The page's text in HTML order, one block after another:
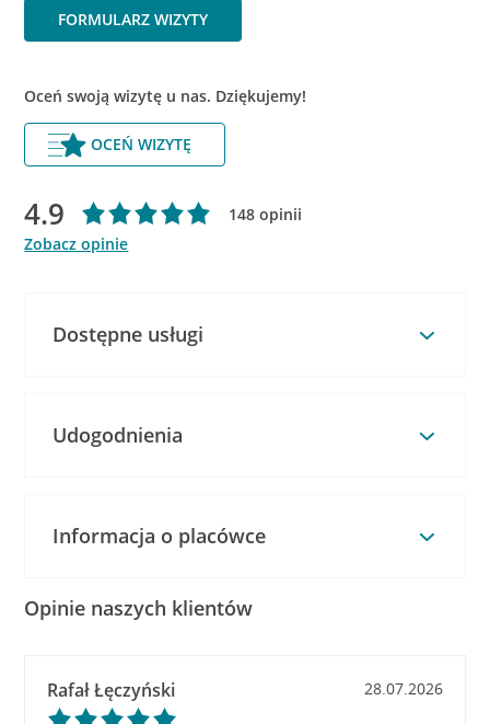
FORMULARZ WIZYTY
Oceń swoją wizytę u nas. Dziękujemy!
OCEŃ WIZYTĘ
4.9
148 opinii
Zobacz opinie
Dostępne usługi
Udogodnienia
Informacja o placówce
Opinie naszych klientów
Rafał Łęczyński 28.07.2026